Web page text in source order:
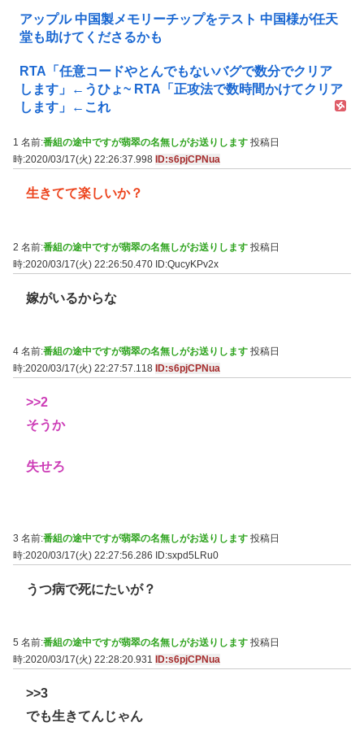
アップル 中国製メモリーチップをテスト 中国様が任天
堂も助けてくださるかも
RTA「任意コードやとんでもないバグで数分でクリア
します」←うひょ~ RTA「正攻法で数時間かけてクリア
します」←これ
1 名前:番組の途中ですが翡翠の名無しがお送りします 投稿日
時:2020/03/17(火) 22:26:37.998 ID:s6pjCPNua
生きてて楽しいか？
2 名前:番組の途中ですが翡翠の名無しがお送りします 投稿日
時:2020/03/17(火) 22:26:50.470 ID:QucyKPv2x
嫁がいるからな
4 名前:番組の途中ですが翡翠の名無しがお送りします 投稿日
時:2020/03/17(火) 22:27:57.118 ID:s6pjCPNua
>>2
そうか
失せろ
3 名前:番組の途中ですが翡翠の名無しがお送りします 投稿日
時:2020/03/17(火) 22:27:56.286 ID:sxpd5LRu0
うつ病で死にたいが？
5 名前:番組の途中ですが翡翠の名無しがお送りします 投稿日
時:2020/03/17(火) 22:28:20.931
ID:s6pjCPNua
>>3
でも生きてんじゃん